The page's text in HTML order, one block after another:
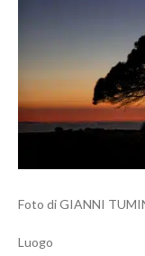
Foto di GIANNI
Luogo